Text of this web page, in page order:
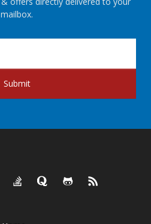
mailbox.
Submit